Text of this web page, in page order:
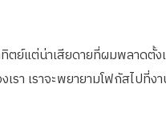
ทิตย์แต่น่าเสียดายที่ผมพลา
เราจะพยายามโฟกัสไปที่ง